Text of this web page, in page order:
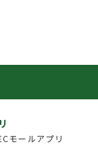
モールアプリ